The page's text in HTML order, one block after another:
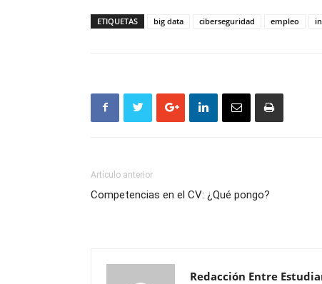
ETIQUETAS big data ciberseguridad empleo
Artículo anterior
Competencias en el CV: ¿Qué pongo?
Redacción Entre